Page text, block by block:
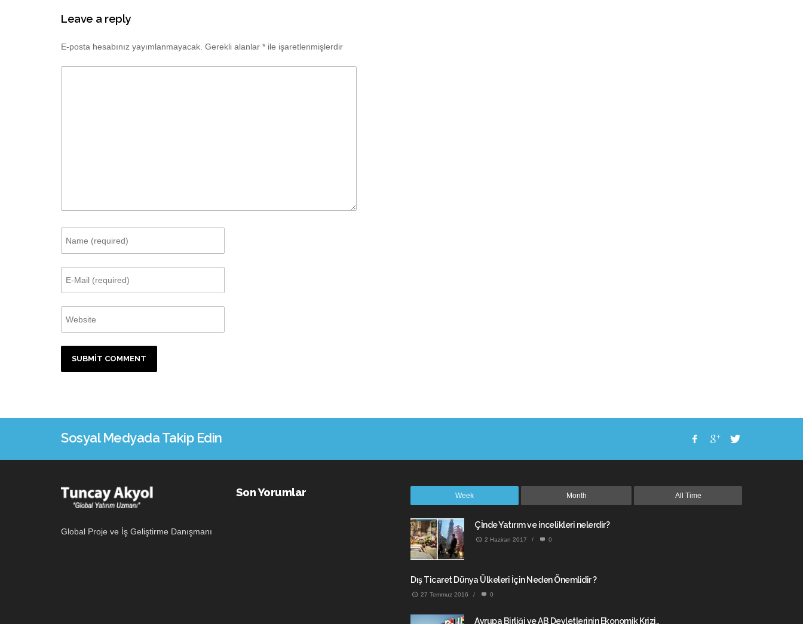
Leave a reply
E-posta hesabınız yayımlanmayacak. Gerekli alanlar * ile işaretlenmişlerdir
Sosyal Medyada Takip Edin
Global Proje ve İş Geliştirme Danışmanı
Son Yorumlar Week Month All Time
Çİnde Yatırım ve incelikleri nelerdir?
2 Haziran 2017 / 0
Dış Ticaret Dünya Ülkeleri İçin Neden Önemlidir ?
27 Temmuz 2016 / 0
Avrupa Birliği ve AB Devletlerinin Ekonomik Krizi..